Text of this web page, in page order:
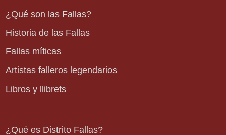
¿Qué son las Fallas?
Historia de las Fallas
Fallas míticas
Artistas falleros legendarios
Libros y llibrets
¿Qué es Distrito Fallas?